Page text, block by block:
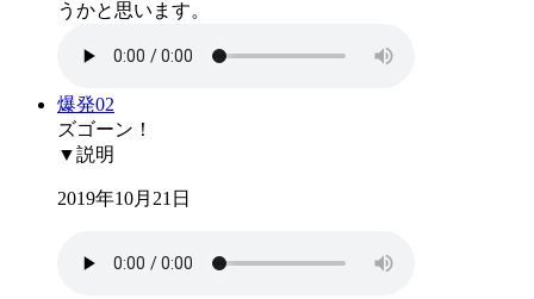
うかと思います。
爆発02
ズゴーン！
▼説明
2019年10月21日